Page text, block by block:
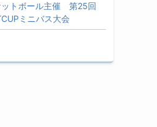
ットボール主催 第25回
ミニバス大会